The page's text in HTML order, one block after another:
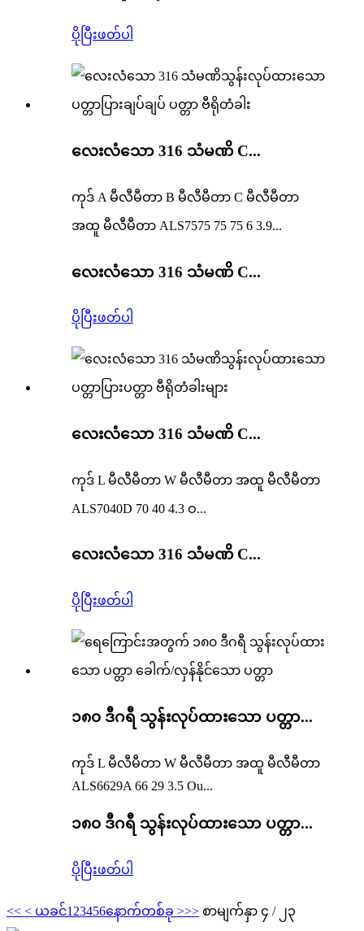
ပိုပြီးဖတ်ပါ
လေးလံသော 316 သံမဏိ C...
ကုဒ် A မီလီမီတာ B မီလီမီတာ C မီလီမီတာ
အထူ မီလီမီတာ ALS7575 75 75 6 3.9...
လေးလံသော 316 သံမဏိ C...
ပိုပြီးဖတ်ပါ
လေးလံသော 316 သံမဏိ C...
ကုဒ် L မီလီမီတာ W မီလီမီတာ အထူ မီလီမီတာ
ALS7040D 70 40 4.3 ဝ...
လေးလံသော 316 သံမဏိ C...
ပိုပြီးဖတ်ပါ
၁၈၀ ဒီဂရီ သွန်းလုပ်ထားသော ပတ္တာ...
ကုဒ် L မီလီမီတာ W မီလီမီတာ အထူ မီလီမီတာ
ALS6629A 66 29 3.5 Ou...
၁၈၀ ဒီဂရီ သွန်းလုပ်ထားသော ပတ္တာ...
ပိုပြီးဖတ်ပါ
<< < ယခင်1 23456နောက်တစ်ခု >>> စာမျက်နှာ ၄ ​​/ ၂၃